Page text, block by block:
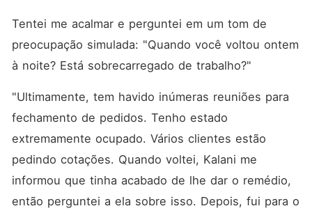
Tentei me acalmar e perguntei em um tom de
preocupação simulada: "Quando você voltou ontem
à noite? Está sobrecarregado de trabalho?"
"Ultimamente, tem havido inúmeras reuniões para
fechamento de pedidos. Tenho estado
extremamente ocupado. Vários clientes estão
pedindo cotações. Quando voltei, Kalani me
informou que tinha acabado de lhe dar o remédio,
então perguntei a ela sobre isso. Depois, fui para o